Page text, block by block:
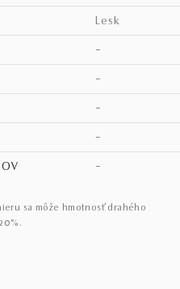
lesk
–
–
–
–
–
sa môže hmotnosť drahého